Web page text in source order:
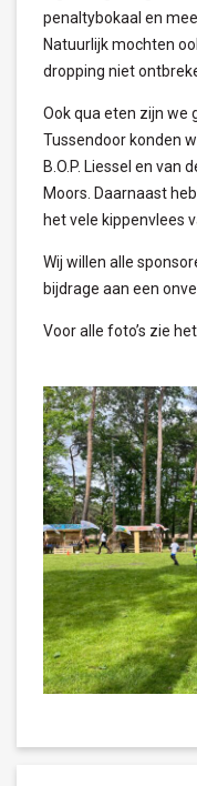
penaltybokaal en
Natuurlijk mochten
dropping niet
Ook qua eten zijn we
Tussendoor konden
B.O.P. Liessel en van
Moors. Daarnaast
het vele kippenvlees
Wij willen alle
bijdrage aan een
Voor alle foto’s zie